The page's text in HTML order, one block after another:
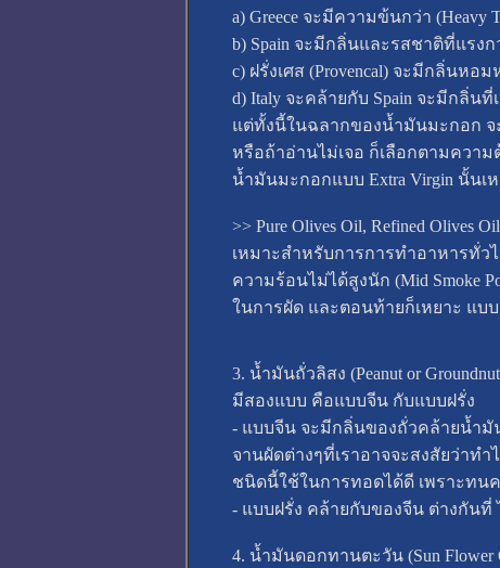
a) Greece จะมีความข้นกว่า (Heavy
b) Spain จะมีกลิ่นและรสชาติที่แรง
c) ฝรั่งเศส (Provencal) จะมีกลิ่นหอม
d) Italy จะคล้ายกับ Spain จะมีกลิ่น
แต่ทั้งนี้ในฉลากของน้ำมันมะกอก จ
หรือถ้าอ่านไม่เจอ ก็เลือกตามความ
น้ำมันมะกอกแบบ Extra Virgin นั้นเห
>> Pure Olives Oil, Refined
เหมาะสำหรับการการทำอาหารทั่วไ
ความร้อนไม่ได้สูงนัก (Mid Smoke
ในการผัด และตอนท้ายก็เหยาะ แบ
3. น้ำมันถั่วลิสง (Peanut or
มีสองแบบ คือแบบจีน กับแบบฝรั่ง
- แบบจีน จะมีกลิ่นของถั่วคล้ายน้ำมั
จานผัดต่างๆที่เราอาจจะสงสัยว่า
ชนิดนี้ใช้ในการทอดได้ดี เพราะทนค
- แบบฝรั่ง คล้ายกับของจีน ต่างกันที่
4. น้ำมันดอกทานตะวัน (Sun Flower